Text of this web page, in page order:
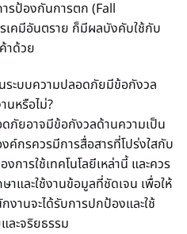
รป้องกันการตก (Fall
เคมีอันตราย ก็มีผลบังคับใช้กับ
าด้วย
นระบบความปลอดภัยมีข้อกังวล
นหรือไม่?
ดภัยอาจมีข้อกังวลด้านความเป็น
กรควรมีการสื่อสารที่โปร่งใสกับ
ารใช้เทคโนโลยีเหล่านี้ และควร
และใช้งานข้อมูลที่ชัดเจน เพื่อให้
านจะได้รับการปกป้องและใช้
ละจริยธรรม